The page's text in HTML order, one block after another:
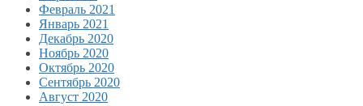
Февраль 2021
Январь 2021
Декабрь 2020
Ноябрь 2020
Октябрь 2020
Сентябрь 2020
Август 2020